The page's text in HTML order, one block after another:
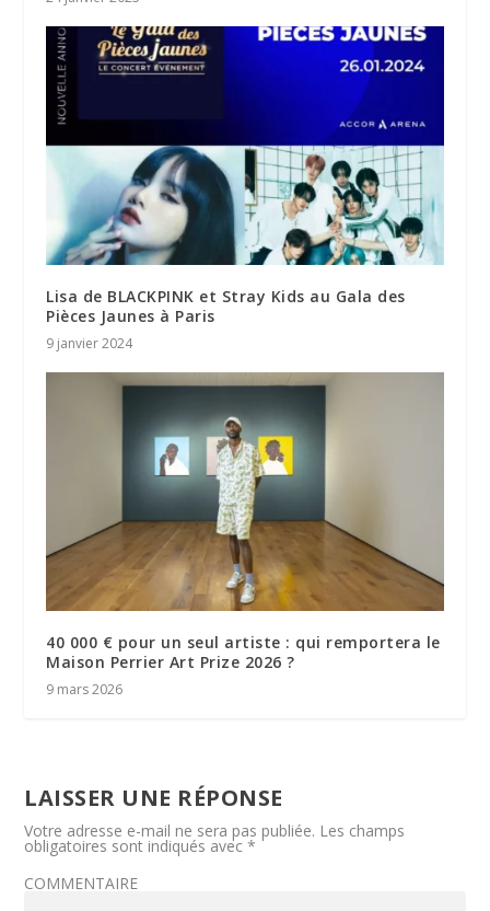
Lisa de BLACKPINK et Stray Kids au Gala des
Pièces Jaunes à Paris
9 janvier 2024
40 000 € pour un seul artiste : qui remportera le
Maison Perrier Art Prize 2026 ?
9 mars 2026
LAISSER UNE RÉPONSE
Votre adresse e-mail ne sera pas publiée. Les champs
obligatoires sont indiqués avec*
COMMENTAIRE